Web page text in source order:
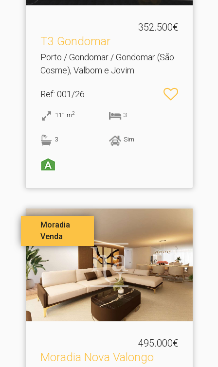
352.500€
T3 Gondomar
Porto / Gondomar / Gondomar (São
Cosme), Valbom e Jovim
Ref: 001/26
111 m2 3
3 Sim
Moradia
Venda
495.000€
Moradia Nova Valongo